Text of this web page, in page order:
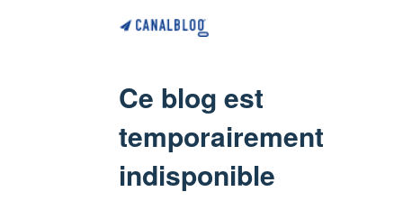
Ce blog est
temporairement
indisponible